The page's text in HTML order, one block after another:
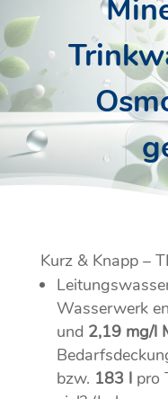
Kurz & Knapp –
Wasserwerk
und 2,19 mg/l
bzw. 183 lpro